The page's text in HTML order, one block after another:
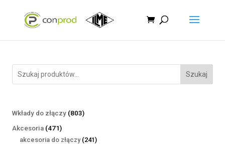
Szukaj
Wkłady do złączy 803803
Akcesoria 471471
produktów
akcesoria do złączy 241241